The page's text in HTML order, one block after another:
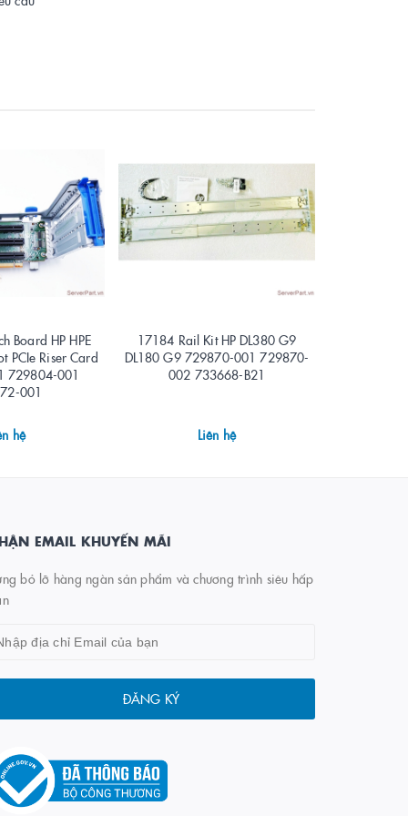
Board HP HPE
PCIe Riser Card
729804-001
001
hệ
17184 Rail Kit HP DL380 G9
DL180 G9 729870-001 729870-
002 733668-B21
Liên hệ
EMAIL KHUYẾN MÃI
bỏ lỡ hàng ngàn sản phẩm và chương trình siêu hấp
ĐĂNG KÝ